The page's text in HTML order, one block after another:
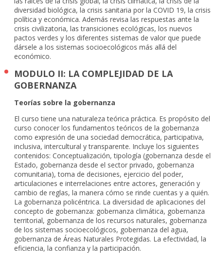
diversidad biológica, la crisis sanitaria por la COVID 19, la crisis
política y económica. Además revisa las respuestas ante la
crisis civilizatoria, las transiciones ecológicas, los nuevos
pactos verdes y los diferentes sistemas de valor que puede
dársele a los sistemas socioecológicos más allá del
económico.
MODULO II: LA COMPLEJIDAD DE LA
GOBERNANZA
Teorías sobre la gobernanza
El curso tiene una naturaleza teórica práctica. Es propósito del
curso conocer los fundamentos teóricos de la gobernanza
como expresión de una sociedad democrática, participativa,
inclusiva, intercultural y transparente. Incluye los siguientes
contenidos: Conceptualización, tipología (gobernanza desde el
Estado, gobernanza desde el sector privado, gobernanza
comunitaria), toma de decisiones, ejercicio del poder,
articulaciones e interrelaciones entre actores, generación y
cambio de reglas, la manera cómo se rinde cuentas y a quién.
La gobernanza policéntrica. La diversidad de aplicaciones del
concepto de gobernanza: gobernanza climática, gobernanza
territorial, gobernanza de los recursos naturales, gobernanza
de los sistemas socioecológicos, gobernanza del agua,
gobernanza de Áreas Naturales Protegidas. La efectividad, la
eficiencia, la confianza y la participación.